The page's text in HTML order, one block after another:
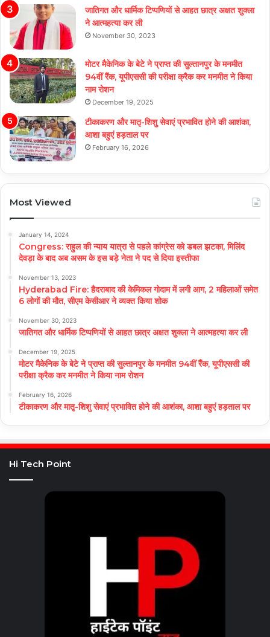
जातिगत और धार्मिक टिप्पणियों से आहत छात्र अक्षत शुक्ला
ने आत्महत्या कर ली
November 30, 2023
मोटर मैकेनिक के बेटे ने प्राप्त की सुल्तानपुर के मनमीत
94वीं रैंक, यूपीएससी की परीक्षा क्रैक कर मनमीत ने किया
नाम रोशन
December 19, 2025
टीकाकरण और मातृ-शिशु सेवाएं प्रभावित होने की आशंका,
आशा बहुएं हड़ताल पर
February 16, 2026
Most Viewed
January 14, 2024
Congress: राहुल की न्याय यात्रा से पहले कांग्रेस को डबल झटका, मिलिंद
देवड़ा के बाद अब असम के इस बड़े नेता ने पद से दिया इस्तीफा
November 13, 2023
Hyderabad Fire: हैदराबाद की केमिकल गोदाम में लगी आग, 2 महिलाओं समेत
6 लोगों की मौत, सीएम केसीआर ने व्यक्त किया शोक
November 30, 2023
जातिगत और धार्मिक टिप्पणियों से आहत छात्र अक्षत शुक्ला ने आत्महत्या कर ली
December 19, 2025
मोटर मैकेनिक के बेटे ने प्राप्त की सुल्तानपुर के मनमीत 94वीं रैंक, यूपीएससी की
परीक्षा क्रैक कर मनमीत ने किया नाम रोशन
February 16, 2026
टीकाकरण और मातृ-शिशु सेवाएं प्रभावित होने की आशंका, आशा बहुएं हड़ताल पर
Hi Tech Point